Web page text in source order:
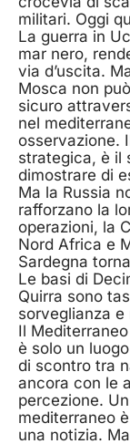
militari. Oggi
La guerra in
mar nero,
via d’uscita.
Mosca non
sicuro
nel
osservazione.
strategica, è il
dimostrare di
Ma la Russia
rafforzano la
operazioni, la
Nord Africa e
Sardegna
Le basi di
Quirra sono
sorveglianza e
Il
è solo un
di scontro tra
ancora con le
percezione.
mediterraneo
una notizia.